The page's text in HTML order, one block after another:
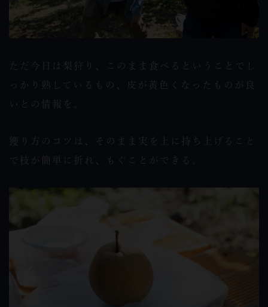
ただ今日は梨狩り、このまま食べるということでし
っかり熟しているもの、皮が黄色くなったものが良
いとの情報を。
獲り方のコツは、そのまま実を上に持ち上げること
で枝が簡単に折れ、もぐことができる。